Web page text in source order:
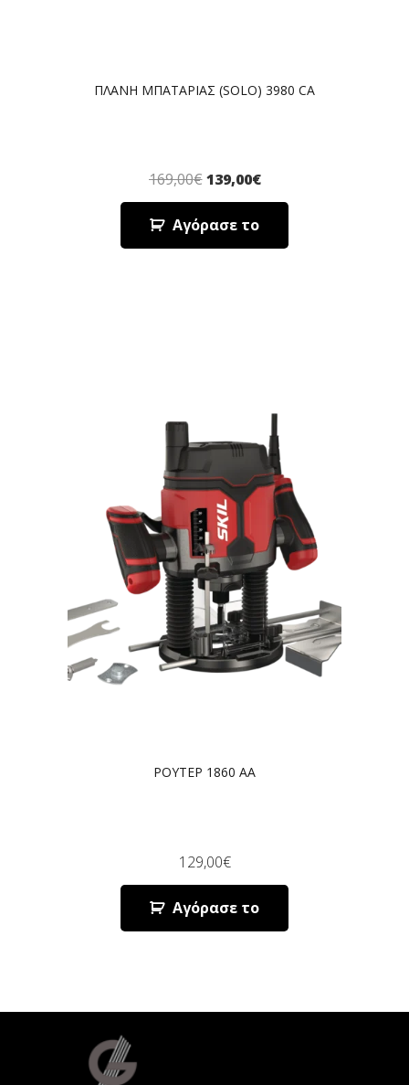
ΠΛΑΝΗ ΜΠΑΤΑΡΙΑΣ (SOLO) 3980 CA
169,00€ 139,00€
Αγόρασε το
ΡΟΥΤΕΡ 1860 AA
129,00€
Αγόρασε το